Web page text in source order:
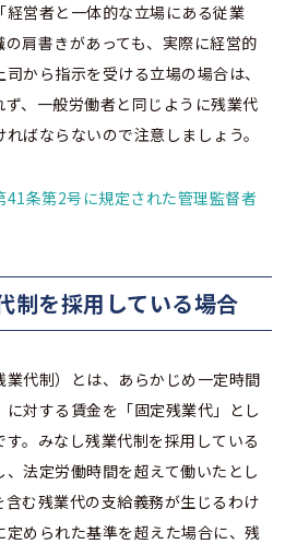
経営者と一体的な立場にある従業
肩書きがあっても、実際に経営的
から指示を受ける立場の場合は、
、一般労働者と同じように残業代
ばならないので注意しましょう。
41条第2号に規定された管理監督者
制を採用している場合
代制）とは、あらかじめ一定時間
対する賃金を「固定残業代」とし
。みなし残業代制を採用している
法定労働時間を超えて働いたとし
む残業代の支給義務が生じるわけ
められた基準を超えた場合に、残